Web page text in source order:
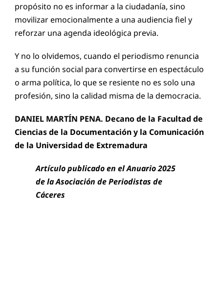
propósito no es informar a la ciudadanía, sino
movilizar emocionalmente a una audiencia fiel y
reforzar una agenda ideológica previa.
Y no lo olvidemos, cuando el periodismo renuncia
a su función social para convertirse en espectáculo
o arma política, lo que se resiente no es solo una
profesión, sino la calidad misma de la democracia.
DANIEL MARTÍN PENA. Decano de la Facultad de
Ciencias de la Documentación y la Comunicación
de la Universidad de Extremadura
Artículo publicado en el Anuario 2025
de la Asociación de Periodistas de
Cáceres